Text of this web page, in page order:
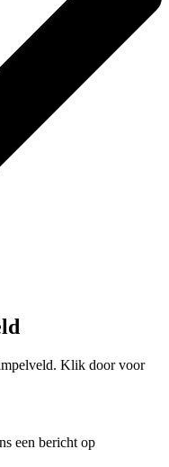
Klik door voor
een bericht op